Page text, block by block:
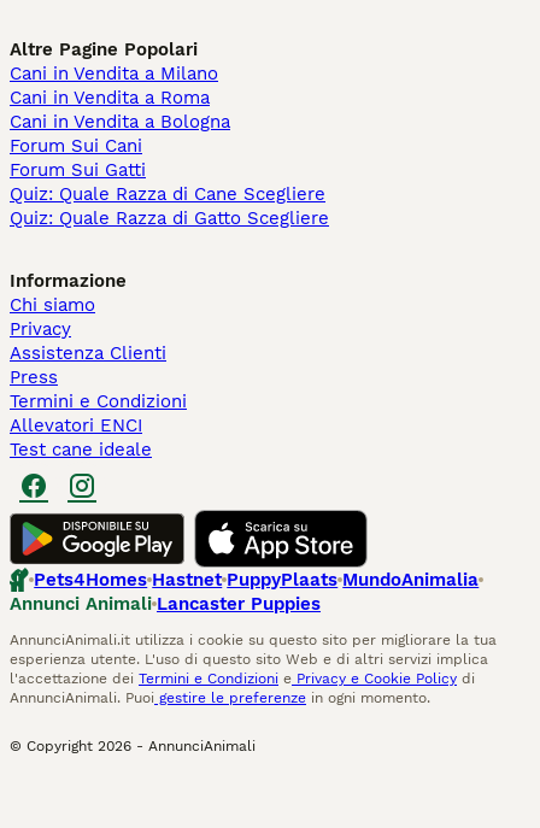
Altre Pagine Popolari
Cani in Vendita a Milano
Cani in Vendita a Roma
Cani in Vendita a Bologna
Forum Sui Cani
Forum Sui Gatti
Quiz: Quale Razza di Cane Scegliere
Quiz: Quale Razza di Gatto Scegliere
Informazione
Chi siamo
Privacy
Assistenza Clienti
Press
Termini e Condizioni
Allevatori ENCI
Test cane ideale
Pets4Homes Hastnet PuppyPlaats MundoAnimalia
Annunci Animali Lancaster Puppies
AnnunciAnimali.it utilizza i cookie su questo sito per migliorare la tua
esperienza utente. L'uso di questo sito Web e di altri servizi implica
l'accettazione dei Termini e Condizioni e Privacy e Cookie Policy di
AnnunciAnimali. Puoi gestire le preferenze in ogni momento.
© Copyright 2026 - AnnunciAnimali